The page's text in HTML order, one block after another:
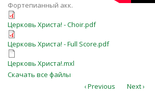
Фортепианный акк.
Церковь Христа! -
Церковь Христа! - Choir.pdf
Церковь Христа! - Full
Церковь Христа! - Full Score.pdf
Церковь Христа!.mxl
Церковь Христа!.mxl
Скачать все файлы
‹ Previous Next ›